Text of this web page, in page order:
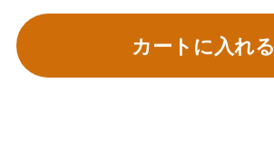
カートに入れる